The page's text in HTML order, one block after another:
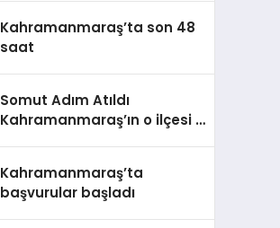
Kahramanmaraş’ta son 48
saat
Somut Adım Atıldı
Kahramanmaraş’ın o ilçesi il
Kahramanmaraş’ta
başvurular başladı